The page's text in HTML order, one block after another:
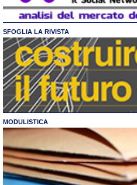
SFOGLIA LA RIVISTA
MODULISTICA